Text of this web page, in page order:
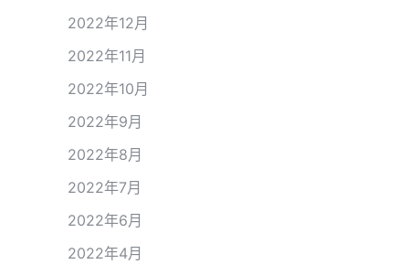
2022年12月
2022年11月
2022年10月
2022年9月
2022年8月
2022年7月
2022年6月
2022年4月